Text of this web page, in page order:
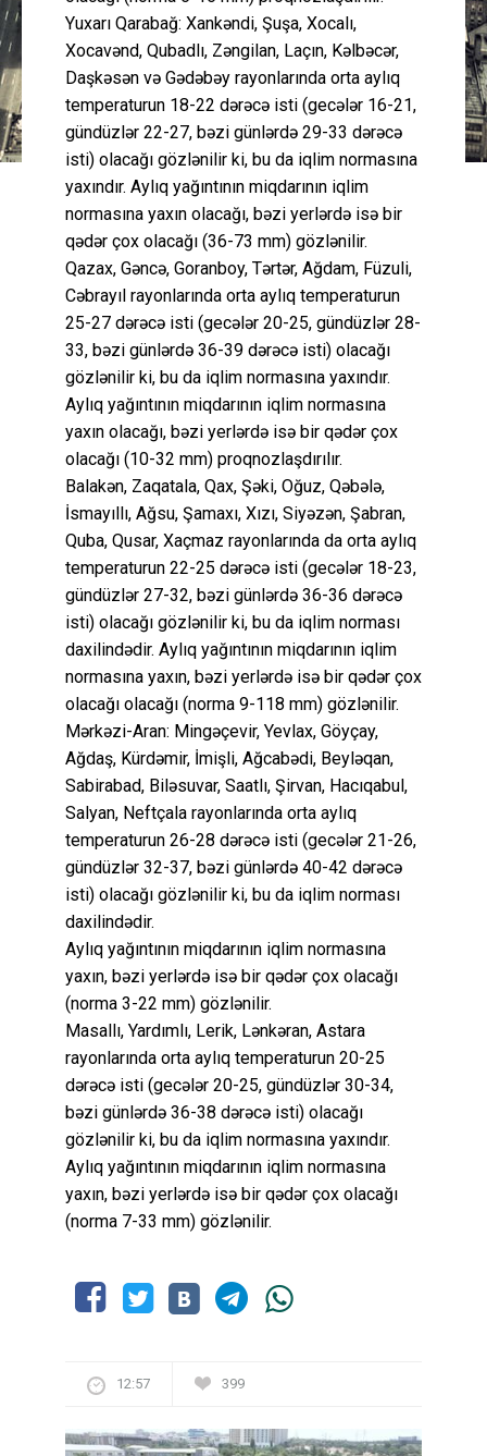
Yuxarı Qarabağ: Xankəndi, Şuşa, Xocalı,
Xocavənd, Qubadlı, Zəngilan, Laçın, Kəlbəcər,
Daşkəsən və Gədəbəy rayonlarında orta aylıq
temperaturun 18-22 dərəcə isti (gecələr 16-21,
gündüzlər 22-27, bəzi günlərdə 29-33 dərəcə
isti) olacağı gözlənilir ki, bu da iqlim normasına
yaxındır. Aylıq yağıntının miqdarının iqlim
normasına yaxın olacağı, bəzi yerlərdə isə bir
qədər çox olacağı (36-73 mm) gözlənilir.
Qazax, Gəncə, Goranboy, Tərtər, Ağdam, Füzuli,
Cəbrayıl rayonlarında orta aylıq temperaturun
25-27 dərəcə isti (gecələr 20-25, gündüzlər 28-
33, bəzi günlərdə 36-39 dərəcə isti) olacağı
gözlənilir ki, bu da iqlim normasına yaxındır.
Aylıq yağıntının miqdarının iqlim normasına
yaxın olacağı, bəzi yerlərdə isə bir qədər çox
olacağı (10-32 mm) proqnozlaşdırılır.
Balakən, Zaqatala, Qax, Şəki, Oğuz, Qəbələ,
İsmayıllı, Ağsu, Şamaxı, Xızı, Siyəzən, Şabran,
Quba, Qusar, Xaçmaz rayonlarında da orta aylıq
temperaturun 22-25 dərəcə isti (gecələr 18-23,
gündüzlər 27-32, bəzi günlərdə 36-36 dərəcə
isti) olacağı gözlənilir ki, bu da iqlim norması
daxilindədir. Aylıq yağıntının miqdarının iqlim
normasına yaxın, bəzi yerlərdə isə bir qədər çox
olacağı olacağı (norma 9-118 mm) gözlənilir.
Mərkəzi-Aran: Mingəçevir, Yevlax, Göyçay,
Ağdaş, Kürdəmir, İmişli, Ağcabədi, Beyləqan,
Sabirabad, Biləsuvar, Saatlı, Şirvan, Hacıqabul,
Salyan, Neftçala rayonlarında orta aylıq
temperaturun 26-28 dərəcə isti (gecələr 21-26,
gündüzlər 32-37, bəzi günlərdə 40-42 dərəcə
isti) olacağı gözlənilir ki, bu da iqlim norması
daxilindədir.
Aylıq yağıntının miqdarının iqlim normasına
yaxın, bəzi yerlərdə isə bir qədər çox olacağı
(norma 3-22 mm) gözlənilir.
Masallı, Yardımlı, Lerik, Lənkəran, Astara
rayonlarında orta aylıq temperaturun 20-25
dərəcə isti (gecələr 20-25, gündüzlər 30-34,
bəzi günlərdə 36-38 dərəcə isti) olacağı
gözlənilir ki, bu da iqlim normasına yaxındır.
Aylıq yağıntının miqdarının iqlim normasına
yaxın, bəzi yerlərdə isə bir qədər çox olacağı
(norma 7-33 mm) gözlənilir.
12:57 399